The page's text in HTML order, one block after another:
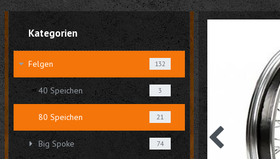
Kategorien
Felgen 132
40 Speichen 3
80 Speichen 21
Big Spoke 74